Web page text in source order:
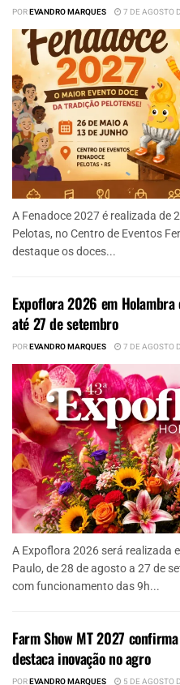
POREVANDRO MARQUES 7 DE AGOSTO
A Fenadoce 2027 é realizada de
Pelotas, no Centro de Eventos
destaque os doces...
Expoflora 2026 em Holambra
até 27 de setembro
POREVANDRO MARQUES 7 DE AGOSTO
A Expoflora 2026 será realizada
Paulo, de 28 de agosto a 27 de
com funcionamento das 9h...
Farm Show MT 2027
destaca inovação no agro
POREVANDRO MARQUES 5 DE AGOSTO